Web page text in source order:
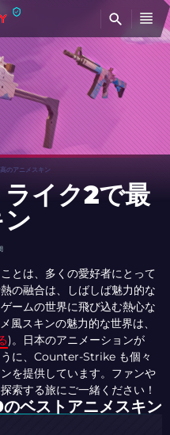
のアニメスキン
イク2で最
とは、多くの愛好者にとって
の融合は、しばしば魅力的な
ームの世界に飛び込む熱心な
風スキンの魅力的な世界は、
)。日本のアニメーションが
に、Counter-Strike も個々
を提供しています。ファンや
索する旅にご一緒ください！
ベストアニメスキン